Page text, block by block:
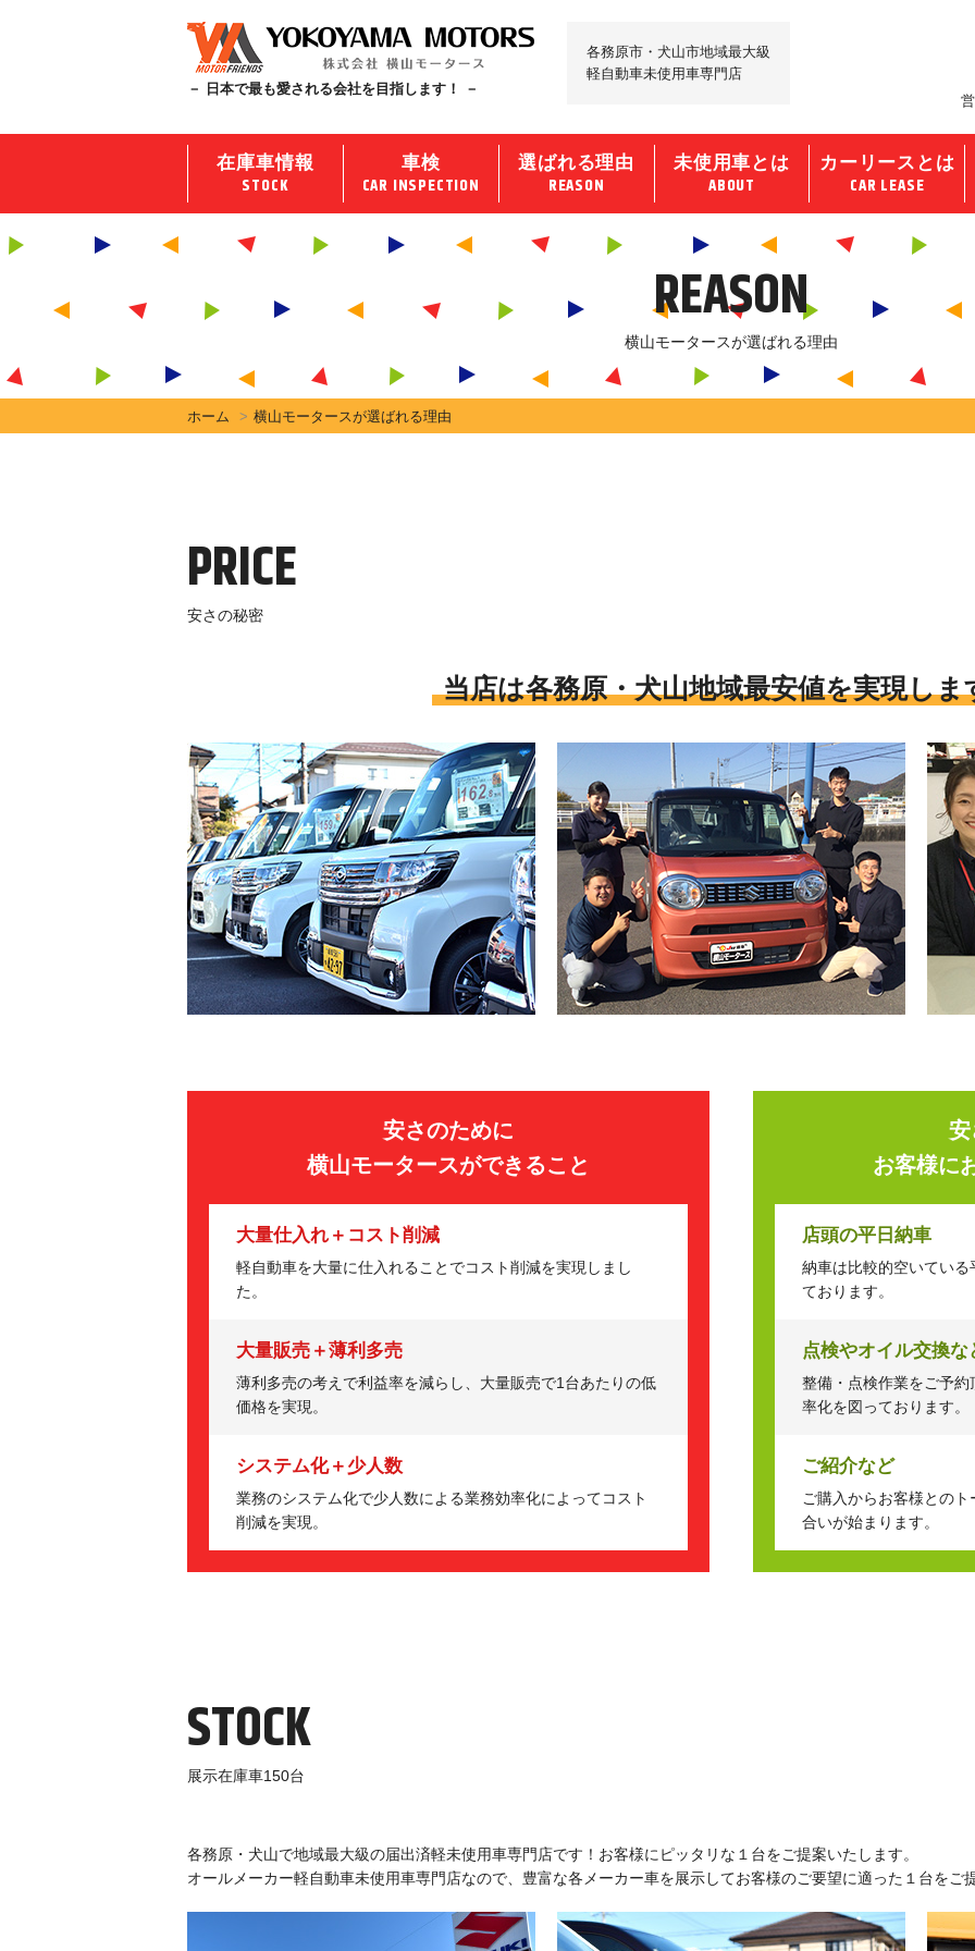
－ 日本で最も愛される会社を目指します！ －
各務原市・犬山市地域最大級
軽自動車未使用車専門店
在庫車情報
STOCK
車検
CAR INSPECTION
選ばれる理由
REASON
未使用車とは
ABOUT
カーリースとは
CAR LEASE
REASON
横山モータースが選ばれる理由
ホーム 横山モータースが選ばれる理由
PRICE
安さの秘密
当店は各務原・犬山地域最安値を実現しま
安さのために
横山モータースができること
大量仕入れ＋コスト削減
軽自動車を大量に仕入れることでコスト削減を実現しまし
た。
大量販売＋薄利多売
薄利多売の考えで利益率を減らし、大量販売で1台あたりの低
価格を実現。
システム化＋少人数
業務のシステム化で少人数による業務効率化によってコスト
削減を実現。
安
お客様に
店頭の平日納車
納車は比較的空いてい
ております。
点検やオイル交換
整備・点検作業をご予
率化を図っております。
ご紹介など
ご購入からお客様との
合いが始まります。
STOCK
展示在庫車150台
各務原・犬山で地域最大級の届出済軽未使用車専門店です！お客様にピッタリな１台をご提案いたします。
オールメーカー軽自動車未使用車専門店なので、豊富な各メーカー車を展示してお客様のご要望に適った１台をご